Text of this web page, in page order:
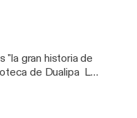
information about
"la gran historia de